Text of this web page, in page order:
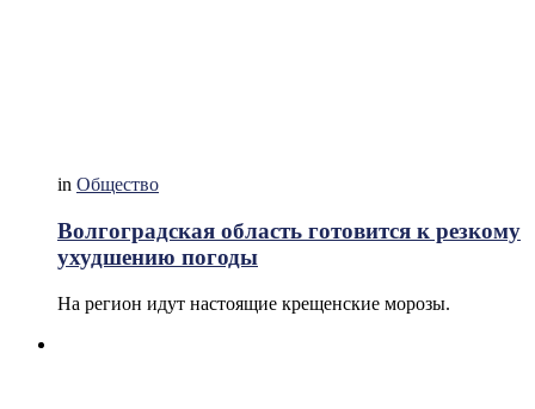
in Общество
Волгоградская область готовится к резкому
ухудшению погоды
На регион идут настоящие крещенские морозы.